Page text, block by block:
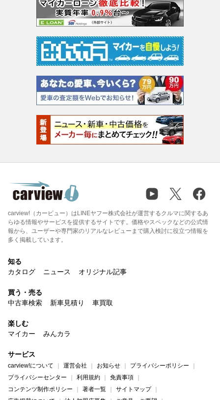
carview!（カービュー）はLINEヤフー株式会社が運営するクルマに関するあ
らゆる情報やサービスを提供するサイトです。価格やスペックなどの公式情
報から、ユーザーや専門家のリアルなレビューまで購入検討に役立つ情報を
多く掲載しています。
知る
カタログ
ニュース オリジナル記事
買う・売る
中古車検索
新車見積り 車買取
楽しむ
マイカー
みんカラ
サービス
carview!について 運営会社 お知らせ
プライバシーポリシー
プライバシーセンター
利用規約
免責事項
コンテンツ制作ポリシー
著者一覧
サイトマップ